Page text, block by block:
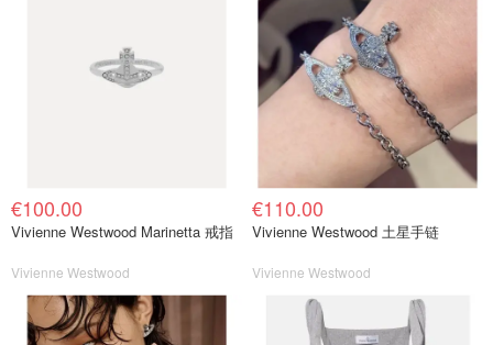
€100.00
Vivienne Westwood Marinetta 戒指
Vivienne Westwood
€110.00
Vivienne Westwood 土星手链
Vivienne Westwood